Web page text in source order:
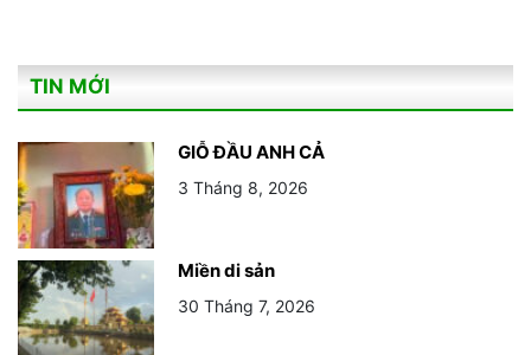
TIN MỚI
GIỖ ĐẦU ANH CẢ
3 Tháng 8, 2026
Miền di sản
30 Tháng 7, 2026